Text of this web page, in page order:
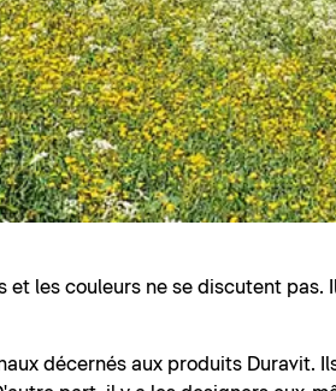
les couleurs ne se discutent pas.
décernés aux produits Duravit.